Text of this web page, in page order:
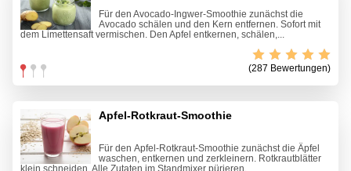
Für den Avocado-Ingwer-Smoothie zunächst die
Avocado schälen und den Kern entfernen. Sofort mit
dem Limettensaft vermischen. Den Apfel entkernen, schälen,...
(287 Bewertungen)
Apfel-Rotkraut-Smoothie
Für den Apfel-Rotkraut-Smoothie zunächst die Äpfel
waschen, entkernen und zerkleinern. Rotkrautblätter